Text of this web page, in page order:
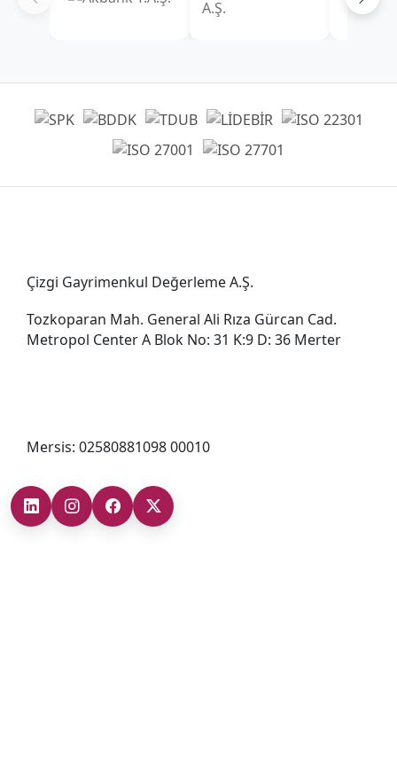
Çizgi Gayrimenkul Değerleme A.Ş.
Tozkoparan Mah. General Ali Rıza Gürcan Cad.
Metropol Center A Blok No: 31 K:9 D: 36 Merter
Mersis: 02580881098 00010